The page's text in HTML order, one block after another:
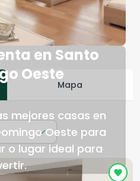
en Santo
Oeste
mejores casas en
Oeste para
o lugar ideal para
Mapa